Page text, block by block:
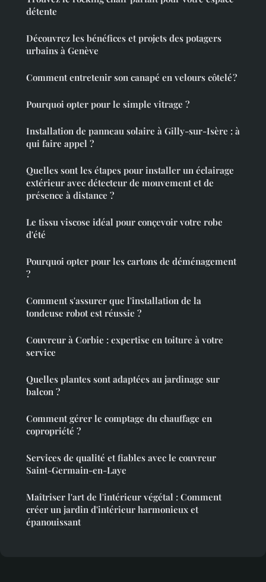
détente
Découvrez les bénéfices et projets des potagers
urbains à Genève
Comment entretenir son canapé en velours côtelé ?
Pourquoi opter pour le simple vitrage ?
Installation de panneau solaire à Gilly-sur-Isère : à
qui faire appel ?
Quelles sont les étapes pour installer un éclairage
extérieur avec détecteur de mouvement et de
présence à distance ?
Le tissu viscose idéal pour conçevoir votre robe
d'été
Pourquoi opter pour les cartons de déménagement
?
Comment s'assurer que l'installation de la
tondeuse robot est réussie ?
Couvreur à Corbie : expertise en toiture à votre
service
Quelles plantes sont adaptées au jardinage sur
balcon ?
Comment gérer le comptage du chauffage en
copropriété ?
Services de qualité et fiables avec le couvreur
Saint-Germain-en-Laye
Maîtriser l'art de l'intérieur végétal : Comment
créer un jardin d'intérieur harmonieux et
épanouissant